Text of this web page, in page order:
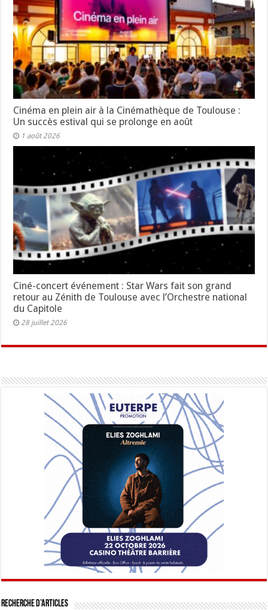
Cinéma en plein air à la Cinémathèque de Toulouse :
Un succès estival qui se prolonge en août
1 août 2026
Ciné-concert événement : Star Wars fait son grand
retour au Zénith de Toulouse avec l’Orchestre national
du Capitole
28 juillet 2026
Recherche d’articles